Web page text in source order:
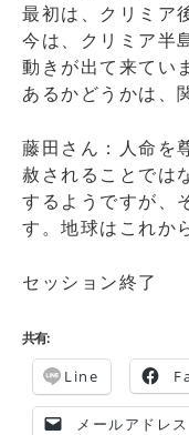
最初は、クリミア
今は、クリミア半
動きが出て来てい
あるかどうかは、
藤田さん：人命を
赦されることでは
するようですが、
す。地球はこれか
セッション終了
共有:
Line
メールアドレス